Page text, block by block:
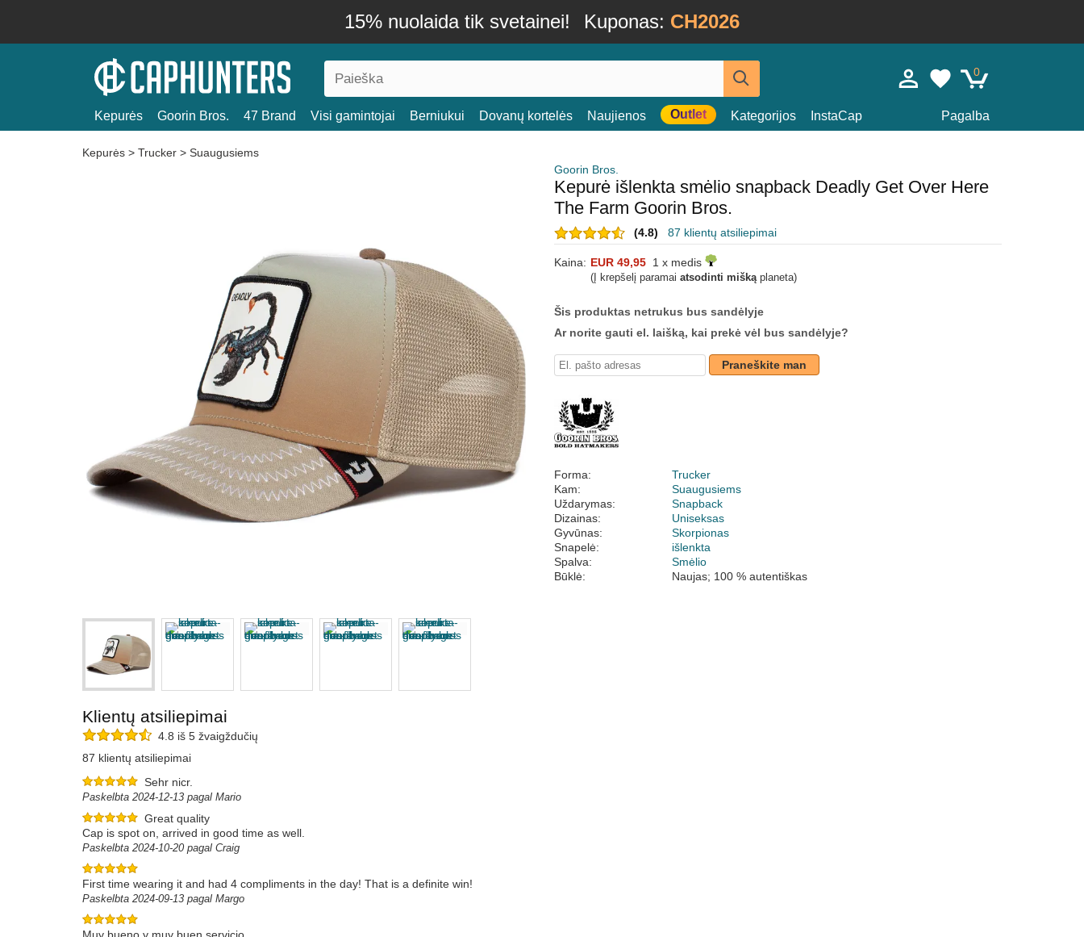
15% nuolaida tik svetainei! Kuponas: CH2026
0
Kepurės Goorin Bros. 47 Brand Visi gamintojai Berniukui Dovanų kortelės Naujienos Outlet Kategorijos InstaCap Pagalba
Kepurės > Trucker > Suaugusiems
Goorin Bros.
Kepurė išlenkta smėlio snapback Deadly Get Over Here
The Farm Goorin Bros.
(4.8) 87 klientų atsiliepimai
Kaina: EUR 49,95 1 x medis
(Į krepšelį paramai atsodinti miškąplaneta)
Šis produktas netrukus bus sandėlyje
Ar norite gauti el. laišką, kai prekė vėl bus sandėlyje?
Praneškite man
Forma:
Trucker
Kam:
Suaugusiems
Uždarymas:
Snapback
Dizainas:
Uniseksas
Gyvūnas:
Skorpionas
Snapelė:
išlenkta
Spalva:
Smėlio
Būklė:
Naujas; 100 % autentiškas
Klientų atsiliepimai
4.8 iš 5 žvaigždučių
87 klientų atsiliepimai
Sehr nicr.
Paskelbta 2024-12-13 pagal Mario
Great quality
Cap is spot on, arrived in good time as well.
Paskelbta 2024-10-20 pagal Craig
First time wearing it and had 4 compliments in the day! That is a definite win!
Paskelbta 2024-09-13 pagal Margo